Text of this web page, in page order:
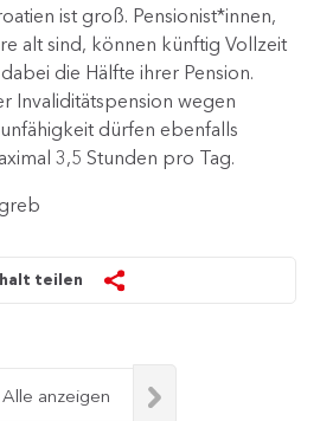
ist groß. Pensionist*innen,
alt sind, können künftig Vollzeit
die Hälfte ihrer Pension.
Invaliditätspension wegen
dürfen ebenfalls
3,5 Stunden pro Tag.
teilen
Alle anzeigen